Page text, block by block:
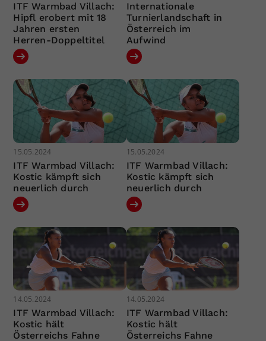
ITF Warmbad Villach:
Hipfl erobert mit 18
Jahren ersten
Herren-Doppeltitel
Internationale
Turnierlandschaft in
Österreich im
Aufwind
15.05.2024
ITF Warmbad Villach:
Kostic kämpft sich
neuerlich durch
15.05.2024
ITF Warmbad Villach:
Kostic kämpft sich
neuerlich durch
14.05.2024
ITF Warmbad Villach:
Kostic hält
Österreichs Fahne
14.05.2024
ITF Warmbad Villach:
Kostic hält
Österreichs Fahne